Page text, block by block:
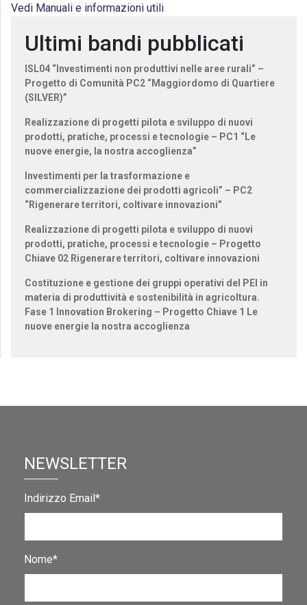
Vedi Manuali e informazioni utili
Ultimi bandi pubblicati
ISL04 “Investimenti non produttivi nelle aree rurali” –
Progetto di Comunità PC2 “Maggiordomo di Quartiere
(SILVER)”
Realizzazione di progetti pilota e sviluppo di nuovi
prodotti, pratiche, processi e tecnologie – PC1 “Le
nuove energie, la nostra accoglienza”
Investimenti per la trasformazione e
commercializzazione dei prodotti agricoli” – PC2
“Rigenerare territori, coltivare innovazioni”
Realizzazione di progetti pilota e sviluppo di nuovi
prodotti, pratiche, processi e tecnologie – Progetto
Chiave 02 Rigenerare territori, coltivare innovazioni
Costituzione e gestione dei gruppi operativi del PEI in
materia di produttività e sostenibilità in agricoltura.
Fase 1 Innovation Brokering – Progetto Chiave 1 Le
nuove energie la nostra accoglienza
NEWSLETTER
Indirizzo Email*
Nome*